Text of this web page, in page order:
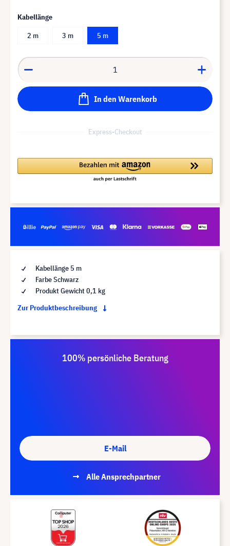
Kabellänge
2 m
3 m 5 m
In den Warenkorb
Express-Checkout
Kabellänge 5 m
Farbe Schwarz
Produkt Gewicht 0,1 kg
Zur Produktbeschreibung
100% persönliche Beratung
E-Mail
Alle Ansprechpartner